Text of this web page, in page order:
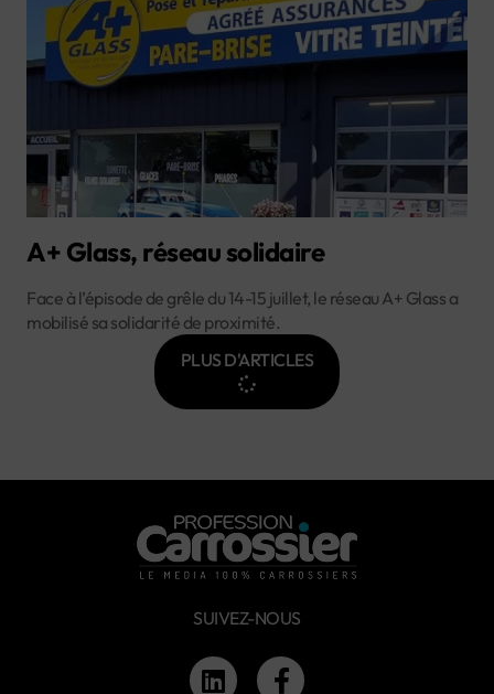
A+ Glass, réseau solidaire
Face à l’épisode de grêle du 14-15 juillet, le réseau A+ Glass a
mobilisé sa solidarité de proximité.
PLUS D'ARTICLES
SUIVEZ-NOUS